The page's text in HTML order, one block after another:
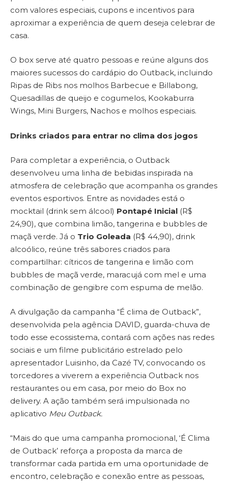
com valores especiais, cupons e incentivos para
aproximar a experiência de quem deseja celebrar de
casa.
O box serve até quatro pessoas e reúne alguns dos
maiores sucessos do cardápio do Outback, incluindo
Ripas de Ribs nos molhos Barbecue e Billabong,
Quesadillas de queijo e cogumelos, Kookaburra
Wings, Mini Burgers, Nachos e molhos especiais.
Drinks criados para entrar no clima dos jogos
Para completar a experiência, o Outback
desenvolveu uma linha de bebidas inspirada na
atmosfera de celebração que acompanha os grandes
eventos esportivos. Entre as novidades está o
mocktail (drink sem álcool) Pontapé Inicial (R$
24,90), que combina limão, tangerina e bubbles de
maçã verde. Já o Trio Goleada (R$ 44,90), drink
alcoólico, reúne três sabores criados para
compartilhar: cítricos de tangerina e limão com
bubbles de maçã verde, maracujá com mel e uma
combinação de gengibre com espuma de melão.
A divulgação da campanha “É clima de Outback”,
desenvolvida pela agência DAVID, guarda-chuva de
todo esse ecossistema, contará com ações nas redes
sociais e um filme publicitário estrelado pelo
apresentador Luisinho, da Cazé TV, convocando os
torcedores a viverem a experiência Outback nos
restaurantes ou em casa, por meio do Box no
delivery. A ação também será impulsionada no
aplicativo Meu Outback.
“Mais do que uma campanha promocional, ‘É Clima
de Outback’ reforça a proposta da marca de
transformar cada partida em uma oportunidade de
encontro, celebração e conexão entre as pessoas,